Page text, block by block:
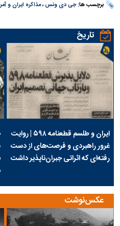
برچسب ها:جی دی ونس،مذاکره ایران و
تاریخ
ایران و طلسم قطعنامه ۵۹۸ | روایت
غرور راهبردی و فرصت‌های از دست
رفته‌ای که اثراتی جبران‌ناپذیر داشت
عکس‌نوشت